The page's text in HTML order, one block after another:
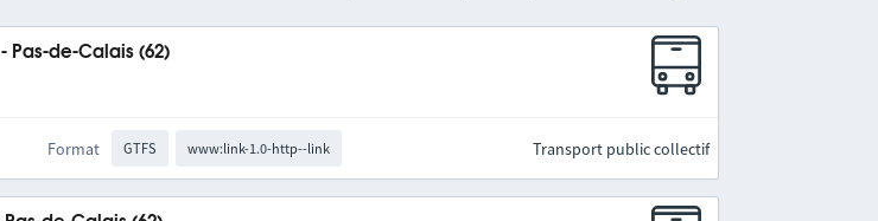
Pas-de-Calais (62)
Format GTFS www:link-1.0-http--link Transport public collectif